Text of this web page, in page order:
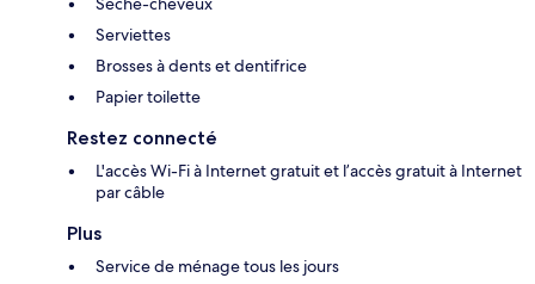
Serviettes
Brosses à dents et dentifrice
Papier toilette
Restez connecté
L'accès Wi-Fi à Internet gratuit et l’accès gratuit à Internet
par câble
Plus
Service de ménage tous les jours